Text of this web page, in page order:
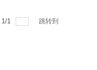
1/1 跳转到